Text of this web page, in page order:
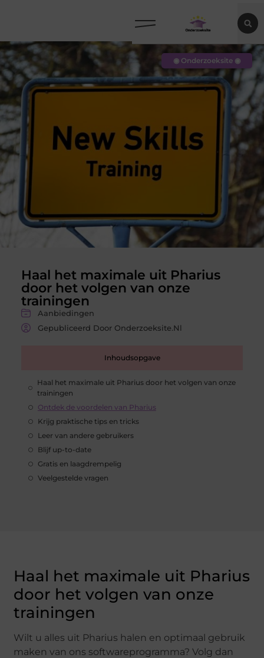
Haal het maximale uit Pharius
door het volgen van onze
trainingen
Aanbiedingen
Gepubliceerd Door Onderzoeksite.nl
Inhoudsopgave
Haal het maximale uit Pharius door het volgen van onze
trainingen
Ontdek de voordelen van Pharius
Krijg praktische tips en tricks
Leer van andere gebruikers
Blijf up-to-date
Gratis en laagdrempelig
Veelgestelde vragen
◉ Onderzoeksite ◉
Haal het maximale uit Pharius
door het volgen van onze
trainingen
Wilt u alles uit Pharius halen en optimaal gebruik
maken van ons softwareprogramma? Volg dan